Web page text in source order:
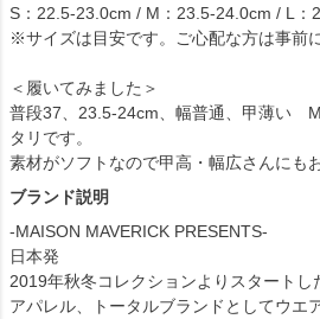
S：22.5-23.0cm / M：23.5-24.0cm / L：
※サイズは目安です。ご心配な方は事前
＜履いてみました＞
普段37、23.5-24cm、幅普通、甲薄い
タリです。
素材がソフトなので甲高・幅広さんにも
ブランド説明
-MAISON MAVERICK PRESENTS-
日本発
2019年秋冬コレクションよりスタートし
アパレル、トータルブランドとしてウエ